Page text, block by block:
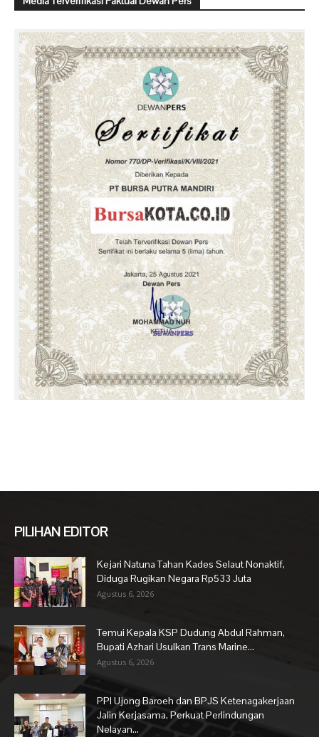
PILIHAN EDITOR
Kejari Natuna Tahan Kades Selaut Nonaktif,
Diduga Rugikan Negara Rp533 Juta
Agustus 6, 2026
Temui Kepala KSP Dudung Abdul Rahman,
Bupati Azhari Usulkan Trans Marine...
Agustus 6, 2026
PPI Ujong Baroeh dan BPJS Ketenagakerjaan
Jalin Kerjasama, Perkuat Perlindungan
Nelayan...